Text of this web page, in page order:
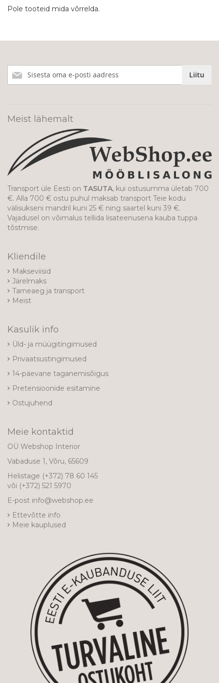
Pole tooteid mida võrrelda.
meie
Liitu
Meist lähemalt
Transport üle Eesti on TASUTA, kui ostusumma ületab 700
€. Alla 700 € ostu puhul maksab transport Teie kodu
välisukseni mandril kuni 25 € ning saartel kuni 39 €.
Vajadusel on võimalus tellida lisateenusena kauba tuppa
tõstmise.
Kliendile
Makseviisid
Järelmaks
Tarneaeg ja transport
Meist
Kasulik info
Üld- ja müügitingimused
Privaatsustingimused
14-päevane taganemisõigus
Pretensioonide esitamine
Ostujuhend
Meie kontaktid
OÜ Webshop Interior
Vabaduse 1, Võru, 65609
Helistage (+372) 78 60 145
või (+372) 521 5970
E-post info@webshop.ee
Ettevõtte info
Meie kauplused